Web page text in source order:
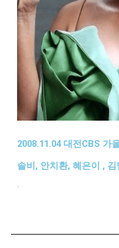
2008.11.04 대전CBS 가
솔비, 안치환, 혜은이 ,
.